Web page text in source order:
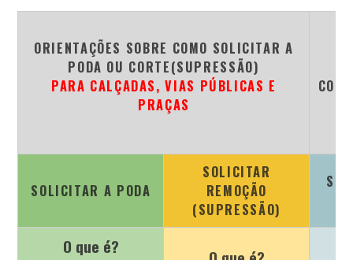
ORIENTAÇÕES SOBRE COMO SOLICITAR A
PODA OU CORTE(SUPRESSÃO)
PARA CALÇADAS, VIAS PÚBLICAS E
PRAÇAS
SOLICITAR A PODA
SOLICITAR
REMOÇÃO
(SUPRESSÃO)
O que é?